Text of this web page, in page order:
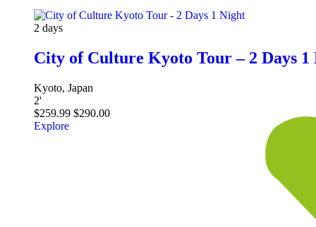
2 days
City of Culture Kyoto Tour – 2 Days 1
Kyoto, Japan
2'
$259.99 $290.00
Explore